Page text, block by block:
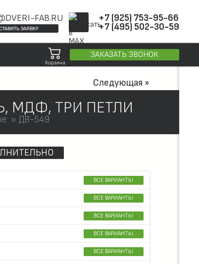
FAB.RU
ЗАЯВКУ
+7 (925) 753-95-66
+7 (495) 502-30-59
Корзина
ЗАКАЗАТЬ ЗВОНОК
Следующая »
МДФ, ТРИ ПЕТЛИ
ДВ-549
ВСЕ ВАРИАНТЫ
ВСЕ ВАРИАНТЫ
ВСЕ ВАРИАНТЫ
ВСЕ ВАРИАНТЫ
ВСЕ ВАРИАНТЫ